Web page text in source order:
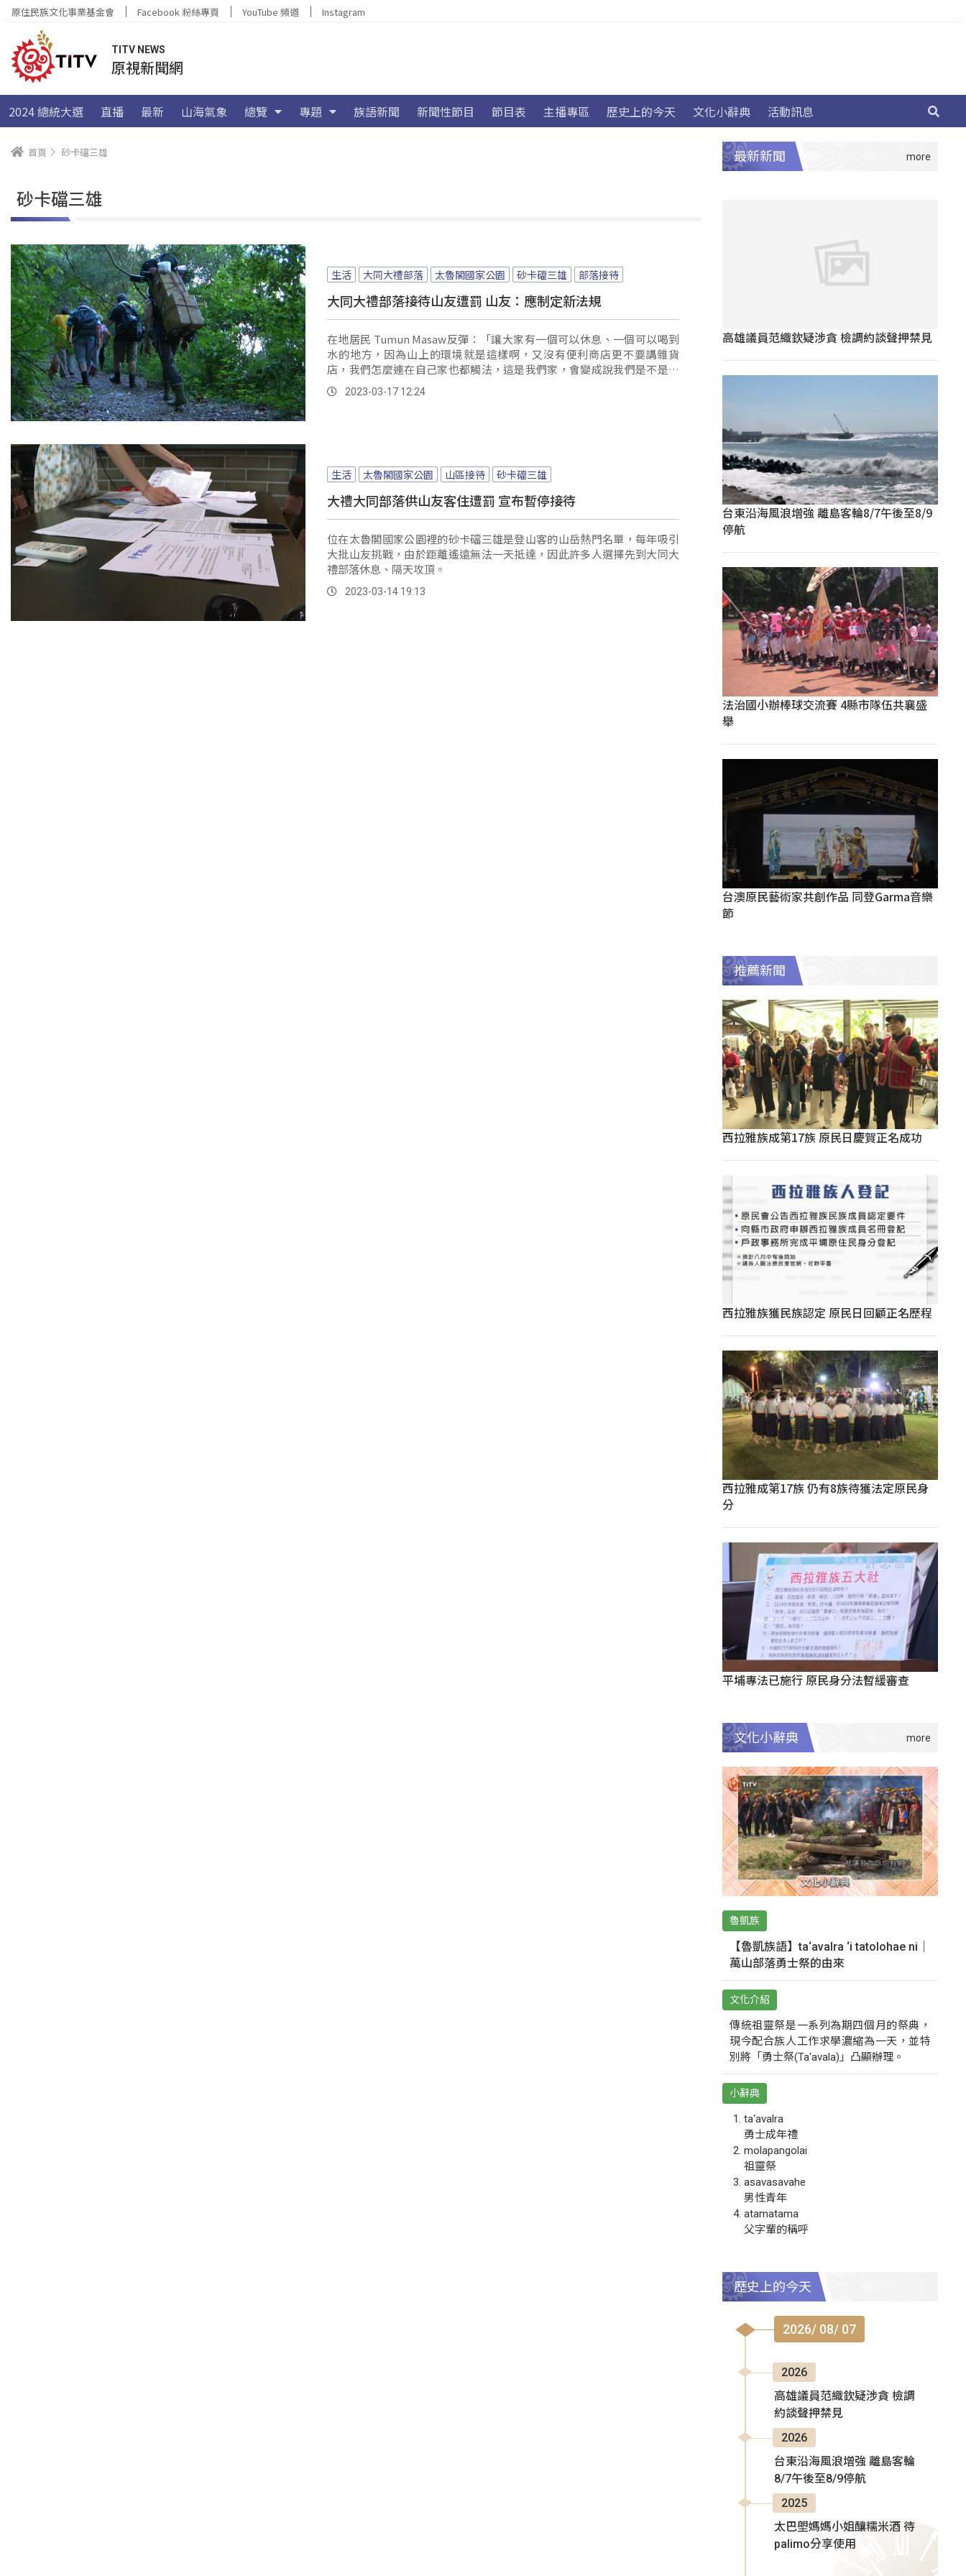
原住民族文化事業基金會 Facebook 粉絲專頁 YouTube 頻道 Instagram
TITV NEWS
原視新聞網
2024 總統大選 直播 最新 山海氣象 總覽 專題 族語新聞 新聞性節目 節目表 主播專區 歷史上的今天 文化小辭典 活動訊息
首頁 砂卡礑三雄
砂卡礑三雄
生活 大同大禮部落 太魯閣國家公園 砂卡礑三雄 部落接待
大同大禮部落接待山友遭罰 山友：應制定新法規
在地居民 Tumun Masaw反彈：「讓大家有一個可以休息、一個可以喝到
水的地方，因為山上的環境就是這樣啊，又沒有便利商店更不要講雜貨
店，我們怎麼連在自己家也都觸法，這是我們家，會變成說我們是不是連
家都不能回了。
2023-03-17 12:24
生活 太魯閣國家公園 山區接待 砂卡礑三雄
大禮大同部落供山友客住遭罰 宣布暫停接待
位在太魯閣國家公園裡的砂卡礑三雄是登山客的山岳熱門名單，每年吸引
大批山友挑戰，由於距離遙遠無法一天抵達，因此許多人選擇先到大同大
禮部落休息、隔天攻頂。
2023-03-14 19:13
最新新聞
高雄議員范織欽疑涉貪 檢調約談聲押禁見
台東沿海風浪增強 離島客輪8/7午後至8/9
停航
法治國小辦棒球交流賽 4縣市隊伍共襄盛
舉
台澳原民藝術家共創作品 同登Garma音樂
節
推薦新聞
西拉雅族成第17族 原民日慶賀正名成功
西拉雅族獲民族認定 原民日回顧正名歷程
西拉雅成第17族 仍有8族待獲法定原民身
分
平埔專法已施行 原民身分法暫緩審查
文化小辭典
魯凱族
【魯凱族語】ta‘avalra ‘i tatolohae ni｜
萬山部落勇士祭的由來
文化介紹
傳統祖靈祭是一系列為期四個月的祭典，
現今配合族人工作求學濃縮為一天，並特
別將「勇士祭(Ta‘avala)」凸顯辦理。
小辭典
ta‘avalra
勇士成年禮
molapangolai
祖靈祭
asavasavahe
男性青年
atamatama
父字輩的稱呼
歷史上的今天
2026/ 08/ 07
2026
高雄議員范織欽疑涉貪 檢調
約談聲押禁見
2026
台東沿海風浪增強 離島客輪
8/7午後至8/9停航
2025
太巴塱媽媽小姐釀糯米酒 待
palimo分享使用